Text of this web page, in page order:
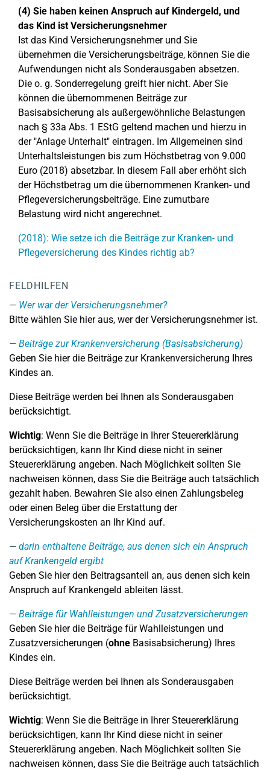
(4) Sie haben keinen Anspruch auf Kindergeld, und
das Kind ist Versicherungsnehmer
Ist das Kind Versicherungsnehmer und Sie
übernehmen die Versicherungsbeiträge, können Sie die
Aufwendungen nicht als Sonderausgaben absetzen.
Die o. g. Sonderregelung greift hier nicht. Aber Sie
können die übernommenen Beiträge zur
Basisabsicherung als außergewöhnliche Belastungen
nach § 33a Abs. 1 EStG geltend machen und hierzu in
der "Anlage Unterhalt" eintragen. Im Allgemeinen sind
Unterhaltsleistungen bis zum Höchstbetrag von 9.000
Euro (2018) absetzbar. In diesem Fall aber erhöht sich
der Höchstbetrag um die übernommenen Kranken- und
Pflegeversicherungsbeiträge. Eine zumutbare
Belastung wird nicht angerechnet.
(2018): Wie setze ich die Beiträge zur Kranken- und
Pflegeversicherung des Kindes richtig ab?
FELDHILFEN
Wer war der Versicherungsnehmer?
Bitte wählen Sie hier aus, wer der Versicherungsnehmer ist.
Beiträge zur Krankenversicherung (Basisabsicherung)
Geben Sie hier die Beiträge zur Krankenversicherung Ihres
Kindes an.
Diese Beiträge werden bei Ihnen als Sonderausgaben
berücksichtigt.
Wichtig: Wenn Sie die Beiträge in Ihrer Steuererklärung
berücksichtigen, kann Ihr Kind diese nicht in seiner
Steuererklärung angeben. Nach Möglichkeit sollten Sie
nachweisen können, dass Sie die Beiträge auch tatsächlich
gezahlt haben. Bewahren Sie also einen Zahlungsbeleg
oder einen Beleg über die Erstattung der
Versicherungskosten an Ihr Kind auf.
darin enthaltene Beiträge, aus denen sich ein Anspruch
auf Krankengeld ergibt
Geben Sie hier den Beitragsanteil an, aus denen sich kein
Anspruch auf Krankengeld ableiten lässt.
Beiträge für Wahlleistungen und Zusatzversicherungen
Geben Sie hier die Beiträge für Wahlleistungen und
Zusatzversicherungen (ohne Basisabsicherung) Ihres
Kindes ein.
Diese Beiträge werden bei Ihnen als Sonderausgaben
berücksichtigt.
Wichtig: Wenn Sie die Beiträge in Ihrer Steuererklärung
berücksichtigen, kann Ihr Kind diese nicht in seiner
Steuererklärung angeben. Nach Möglichkeit sollten Sie
nachweisen können, dass Sie die Beiträge auch tatsächlich